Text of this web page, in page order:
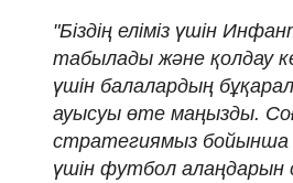
"Біздің еліміз үшін
табылады және қолдау
үшін балалардың
ауысуы өте маңызды.
стратегиямыз бойынша
үшін футбол